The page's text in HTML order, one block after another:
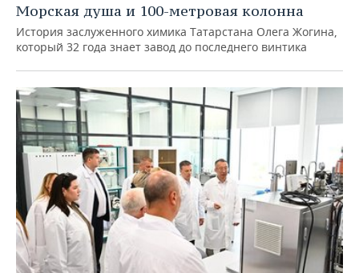
Морская душа и 100-метровая колонна
История заслуженного химика Татарстана Олега Жогина,
который 32 года знает завод до последнего винтика